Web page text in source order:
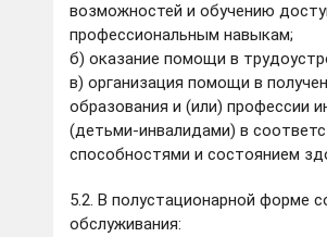
возможностей и обучению
профессиональным навыкам;
б) оказание помощи в
в) организация помощи в
образования и (или) профессии
(детьми-инвалидами) в
способностями и состоянием
5.2. В полустационарной форме
обслуживания: